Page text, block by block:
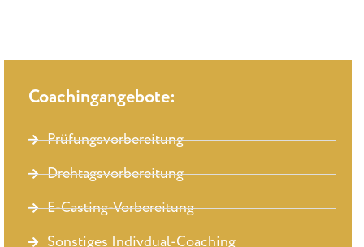
Coachingangebote:
Prüfungsvorbereitung
Drehtagsvorbereitung
E-Casting-Vorbereitung
Sonstiges Indivdual-Coaching